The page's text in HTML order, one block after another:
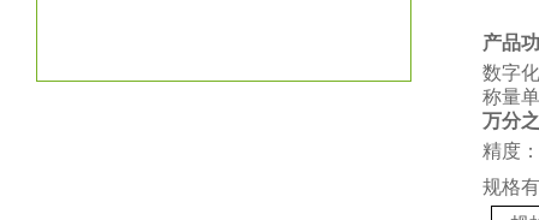
产品
数字
称量
万分
精度
规格